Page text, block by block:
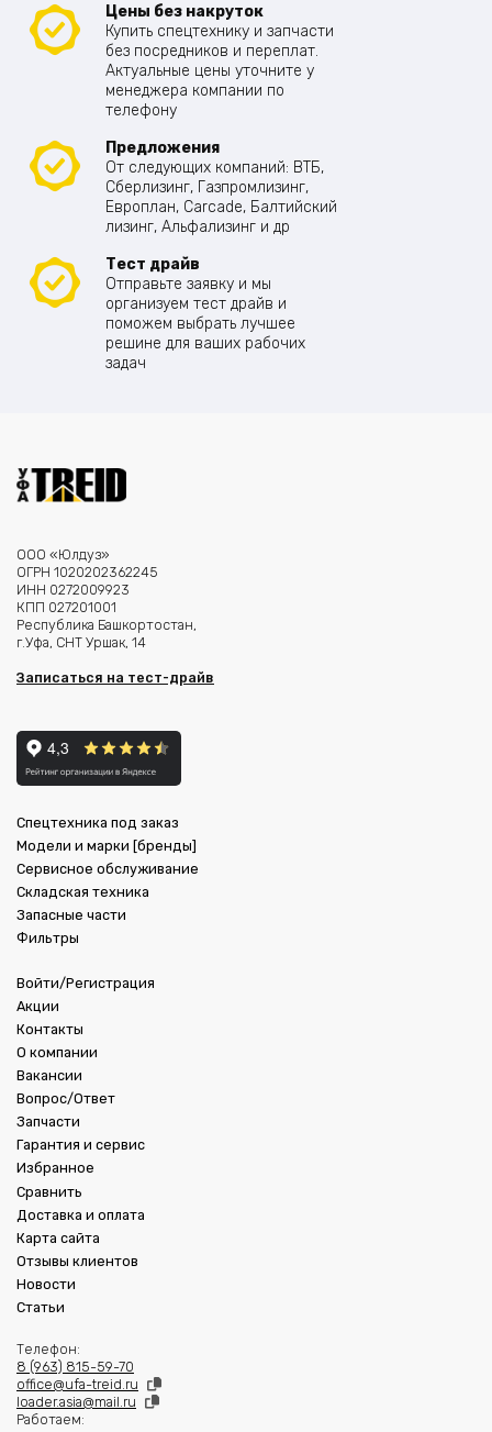
Цены без накруток
Купить спецтехнику и запчасти
без посредников и переплат.
Актуальные цены уточните у
менеджера компании по
телефону
Предложения
От следующих компаний: ВТБ,
Сберлизинг, Газпромлизинг,
Европлан, Carcade, Балтийский
лизинг, Альфализинг и др
Тест драйв
Отправьте заявку и мы
организуем тест драйв и
поможем выбрать лучшее
решине для ваших рабочих
задач
ООО «Юлдуз»
ОГРН 1020202362245
ИНН 0272009923
КПП 027201001
Республика Башкортостан,
г.Уфа, СНТ Уршак, 14
Записаться на тест-драйв
Спецтехника под заказ
Модели и марки [бренды]
Сервисное обслуживание
Складская техника
Запасные части
Фильтры
Войти/Регистрация
Акции
Контакты
О компании
Вакансии
Вопрос/Ответ
Запчасти
Гарантия и сервис
Избранное
Сравнить
Доставка и оплата
Карта сайта
Отзывы клиентов
Новости
Статьи
Телефон:
8 (963) 815-59-70
office@ufa-treid.ru
loader.asia@mail.ru
Работаем: